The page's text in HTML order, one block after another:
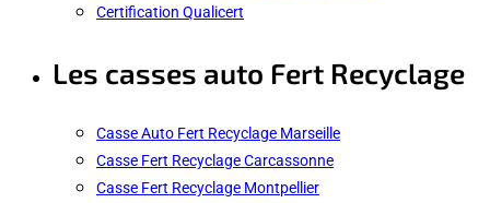
Certification Qualicert
Les casses auto Fert Recyclage
Casse Auto Fert Recyclage Marseille
Casse Fert Recyclage Carcassonne
Casse Fert Recyclage Montpellier